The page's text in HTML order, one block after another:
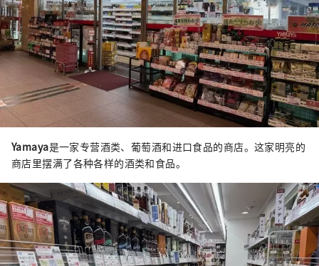
Yamaya是一家专营酒类、葡萄酒和进口食品的商店。这家明亮的
商店里摆满了各种各样的酒类和食品。